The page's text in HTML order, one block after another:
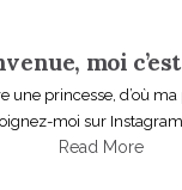
moi
une princesse, d’où
moi sur
Read More